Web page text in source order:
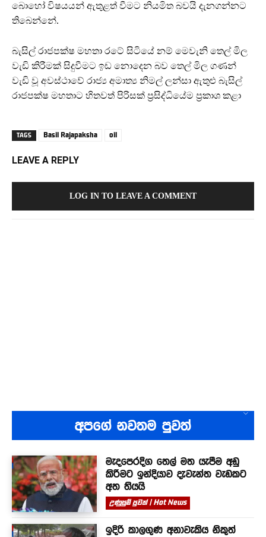
බොහෝ විෂයයන් ඇතුළත් වීමට නියමිත බවයි දැනගන්නට
තිබෙන්නේ.
බැසිල් රාජපක්ෂ මහතා රටේ සිටියේ නම් මෙවැනි තෙල් මිල
වැඩි කිරීමක් සිදුවීමට ඉඩ නොදෙන බව තෙල් මිල ගණන්
වැඩි වූ අවස්ථාවේ රාජ්‍ය අමාත්‍ය නිමල් ලන්සා ඇතුළු බැසිල්
රාජපක්ෂ මහතාට හිතවත් පිරිසක් ප්‍රසිද්ධියේම ප්‍රකාශ කළා
TAGS Basil Rajapaksha oil
LEAVE A REPLY
LOG IN TO LEAVE A COMMENT
අපගේ නවතම පුවත්
මැදපෙරදිග තෙල් මත යැපීම අඩු
කිරීමට ඉන්දියාව දැවැන්ත වැඩකට
අත තියයි
උණුසුම් පුවත් | Hot News
ඉදිරි කාලගුණ අනාවැකිය නිකුත්